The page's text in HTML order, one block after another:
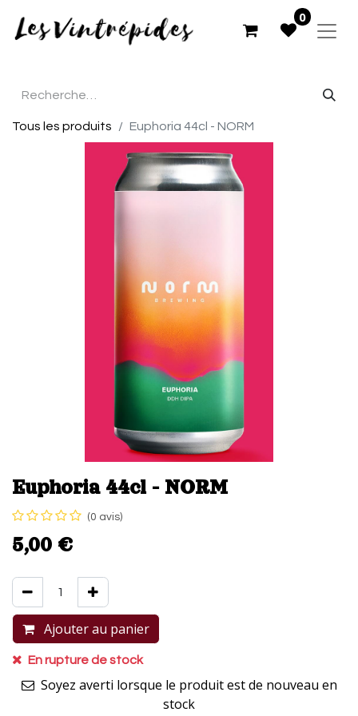
0
Tous les produits Euphoria 44cl - NORM
Euphoria 44cl - NORM
(0 avis)
5,00 €
Ajouter au panier
En rupture de stock
Soyez averti lorsque le produit est de nouveau en
stock